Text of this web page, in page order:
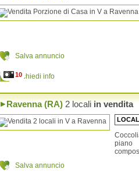
10
Salva annuncio
Richiedi info
Ravenna (RA) 2 locali in vendita
piano
Salva annuncio